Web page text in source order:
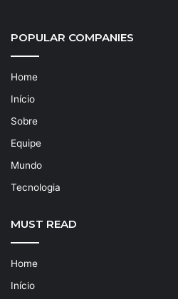
POPULAR COMPANIES
Home
Início
Sobre
Equipe
Mundo
Tecnologia
MUST READ
Home
Início